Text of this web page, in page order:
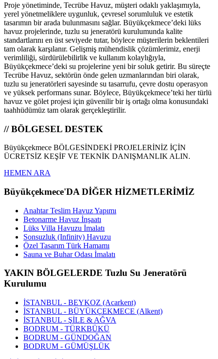
Proje yönetiminde, Tecrübe Havuz, müşteri odaklı yaklaşımıyla,
yerel yönetmeliklere uygunluk, çevresel sorumluluk ve estetik
tasarımın bir arada bulunmasını sağlar. Büyükçekmece’deki lüks
havuz projelerinde, tuzlu su jeneratörü kurulumunda kalite
standartlarını en üst seviyede tutar, böylece müşterilerin beklentileri
tam olarak karşılanır. Gelişmiş mühendislik çözümlerimiz, enerji
verimliliği, sürdürülebilirlik ve kullanım kolaylığıyla,
Büyükçekmece’deki su projelerine yeni bir soluk getirir. Bu süreçte
Tecrübe Havuz, sektörün önde gelen uzmanlarından biri olarak,
tuzlu su jeneratörleri sayesinde su tasarrufu, çevre dostu operasyon
ve yüksek performans sunar. Böylece, Büyükçekmece’teki her türlü
havuz ve gölet projesi için güvenilir bir iş ortağı olma konusundaki
taahhüdümüz tam olarak gerçekleştirilir.
// BÖLGESEL DESTEK
Büyükçekmece BÖLGESİNDEKİ PROJELERİNİZ İÇİN
ÜCRETSİZ KEŞİF VE TEKNİK DANIŞMANLIK ALIN.
HEMEN ARA
Büyükçekmece'DA DİĞER HİZMETLERİMİZ
Anahtar Teslim Havuz Yapımı
Betonarme Havuz İnşaatı
Lüks Villa Havuzu İmalatı
Sonsuzluk (Infinity) Havuzu
Özel Tasarım Türk Hamamı
Sauna ve Buhar Odası İmalatı
YAKIN BÖLGELERDE Tuzlu Su Jeneratörü
Kurulumu
İSTANBUL - BEYKOZ (Acarkent)
İSTANBUL - BÜYÜKÇEKMECE (Alkent)
İSTANBUL - ŞİLE & AĞVA
BODRUM - TÜRKBÜKÜ
BODRUM - GÜNDOĞAN
BODRUM - GÜMÜŞLÜK